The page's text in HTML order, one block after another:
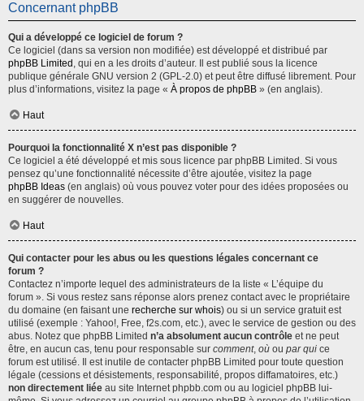
Concernant phpBB
Qui a développé ce logiciel de forum ?
Ce logiciel (dans sa version non modifiée) est développé et distribué par
phpBB Limited , qui en a les droits d’auteur. Il est publié sous la licence
publique générale GNU version 2 (GPL-2.0) et peut être diffusé librement. Pour
plus d’informations, visitez la page « À propos de phpBB » (en anglais).
Haut
Pourquoi la fonctionnalité X n’est pas disponible ?
Ce logiciel a été développé et mis sous licence par phpBB Limited. Si vous
pensez qu’une fonctionnalité nécessite d’être ajoutée, visitez la page
phpBB Ideas (en anglais) où vous pouvez voter pour des idées proposées ou
en suggérer de nouvelles.
Haut
Qui contacter pour les abus ou les questions légales concernant ce
forum ?
Contactez n’importe lequel des administrateurs de la liste « L’équipe du
forum ». Si vous restez sans réponse alors prenez contact avec le propriétaire
du domaine (en faisant une recherche sur whois) ou si un service gratuit est
utilisé (exemple : Yahoo!, Free, f2s.com, etc.), avec le service de gestion ou des
abus. Notez que phpBB Limited n’a absolument aucun contrôle et ne peut
être, en aucun cas, tenu pour responsable sur comment, où ou par qui ce
forum est utilisé. Il est inutile de contacter phpBB Limited pour toute question
légale (cessions et désistements, responsabilité, propos diffamatoires, etc.)
non directement liée au site Internet phpbb.com ou au logiciel phpBB lui-